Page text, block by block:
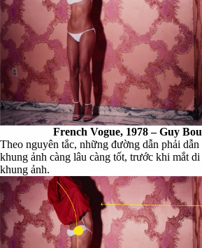
French Vogue, 1978 – Guy
Theo nguyên tắc, những đường dẫn phải
khung ảnh càng lâu càng tốt, trước khi mắt
khung ảnh.